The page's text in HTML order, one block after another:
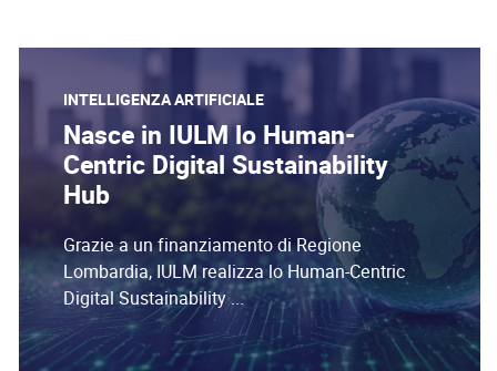
INTELLIGENZA ARTIFICIALE
Nasce in IULM lo Human-
Centric Digital Sustainability
Hub
Grazie a un finanziamento di Regione
Lombardia, IULM realizza lo Human-Centric
Digital Sustainability ...